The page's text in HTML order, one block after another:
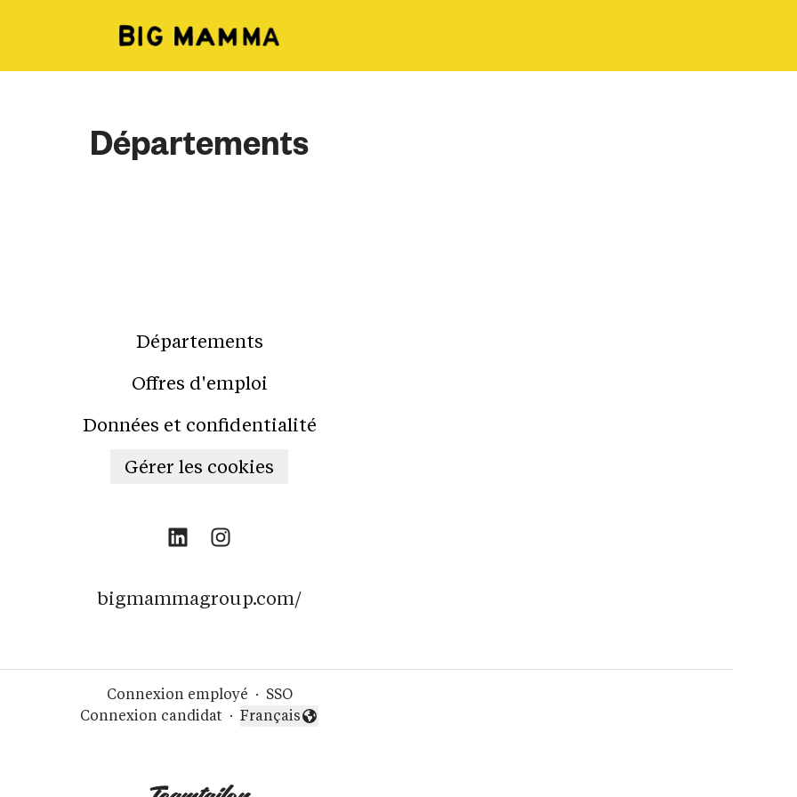
Départements
Départements
Offres d'emploi
Données et confidentialité
Gérer les cookies
bigmammagroup.com/
Connexion employé · SSO
Connexion candidat ·
Changer la langue
Français